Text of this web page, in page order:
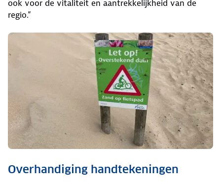
ook voor de vitaliteit en aantrekkelijkheid van de
regio.”
Overhandiging handtekeningen